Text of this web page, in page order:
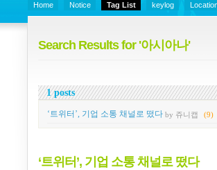
Home Notice Tag List keylog
Search Results for '아시아나'
1 posts
‘트위터’, 기업 소통 채널로 떴다 by 쥬니캡 (9)
‘트위터’, 기업 소통 채널로 떴다